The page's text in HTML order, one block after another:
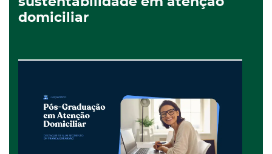
domiciliar